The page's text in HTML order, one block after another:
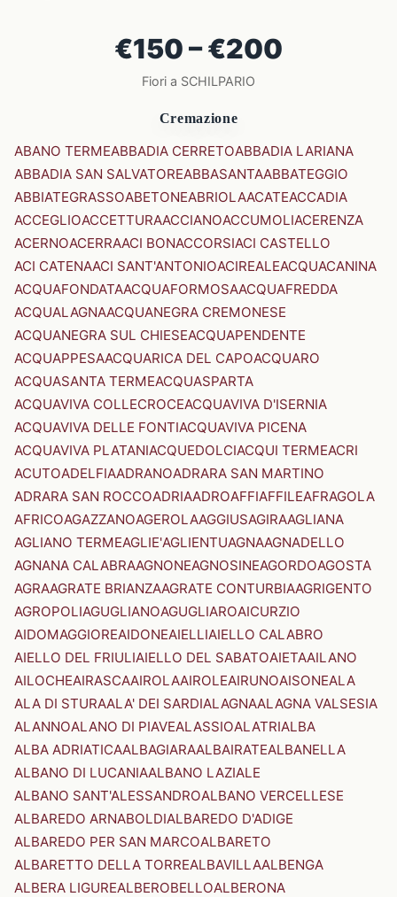
€150 – €200
Fiori a SCHILPARIO
Cremazione
ABANO TERMEABBADIA CERRETOABBADIA LARIANA
ABBADIA SAN SALVATOREABBASANTAABBATEGGIO
ABBIATEGRASSOABETONEABRIOLAACATEACCADIA
ACCEGLIOACCETTURAACCIANOACCUMOLIACERENZA
ACERNOACERRAACI BONACCORSIACI CASTELLO
ACI CATENAACI SANT'ANTONIOACIREALEACQUACANINA
ACQUAFONDATAACQUAFORMOSAACQUAFREDDA
ACQUALAGNAACQUANEGRA CREMONESE
ACQUANEGRA SUL CHIESEACQUAPENDENTE
ACQUAPPESAACQUARICA DEL CAPOACQUARO
ACQUASANTA TERMEACQUASPARTA
ACQUAVIVA COLLECROCEACQUAVIVA D'ISERNIA
ACQUAVIVA DELLE FONTIACQUAVIVA PICENA
ACQUAVIVA PLATANIACQUEDOLCIACQUI TERMEACRI
ACUTOADELFIAADRANOADRARA SAN MARTINO
ADRARA SAN ROCCOADRIAADROAFFIAFFILEAFRAGOLA
AFRICOAGAZZANOAGEROLAAGGIUSAGIRAAGLIANA
AGLIANO TERMEAGLIE'AGLIENTUAGNAAGNADELLO
AGNANA CALABRAAGNONEAGNOSINEAGORDOAGOSTA
AGRAAGRATE BRIANZAAGRATE CONTURBIAAGRIGENTO
AGROPOLIAGUGLIANOAGUGLIAROAICURZIO
AIDOMAGGIOREAIDONEAIELLIAIELLO CALABRO
AIELLO DEL FRIULIAIELLO DEL SABATOAIETAAILANO
AILOCHEAIRASCAAIROLAAIROLEAIRUNOAISONEALA
ALA DI STURAALA' DEI SARDIALAGNAALAGNA VALSESIA
ALANNOALANO DI PIAVEALASSIOALATRIALBA
ALBA ADRIATICAALBAGIARAALBAIRATEALBANELLA
ALBANO DI LUCANIAALBANO LAZIALE
ALBANO SANT'ALESSANDROALBANO VERCELLESE
ALBAREDO ARNABOLDIALBAREDO D'ADIGE
ALBAREDO PER SAN MARCOALBARETO
ALBARETTO DELLA TORREALBAVILLAALBENGA
ALBERA LIGUREALBEROBELLOALBERONA